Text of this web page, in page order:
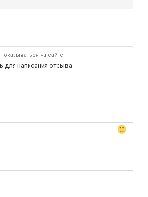
на сайте
для написания отзыва